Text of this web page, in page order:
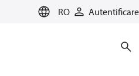
RO Autentificare